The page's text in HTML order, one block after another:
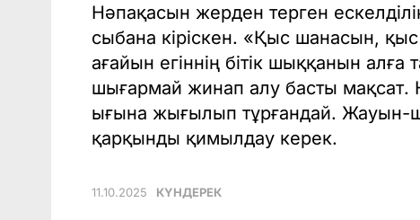
Нәпақасын жерден терген
сыбана кіріскен. «Қыс шанасын,
ағайын егіннің бітік шыққанын алға
шығармай жинап алу басты мақсат.
ығына жығылып тұрғандай. Жауын-
қарқынды қимылдау керек.
11.10.2025 КҮНДЕРЕК